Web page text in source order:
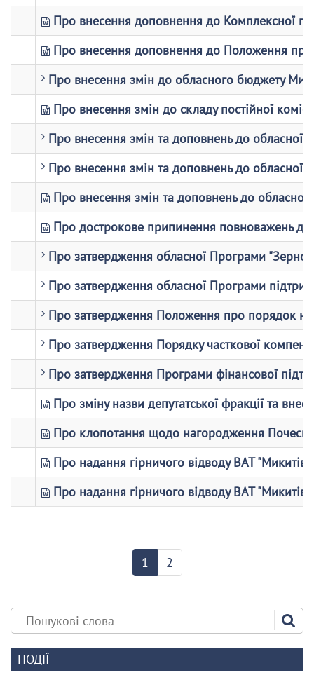
Про внесення доповнення до Комплексної
Про внесення доповнення до Положення про
Про внесення змін до обласного бюджету
Про внесення змін до складу постійної
Про внесення змін та доповнень до
Про внесення змін та доповнень до
Про внесення змін та доповнень до обласної
Про дострокове припинення повноважень
Про затвердження обласної Програми
Про затвердження обласної Програми
Про затвердження Положення про порядок
Про затвердження Порядку часткової
Про затвердження Програми фінансової
Про зміну назви депутатської фракції та
Про клопотання щодо нагородження
Про надання гірничого відводу ВАТ
Про надання гірничого відводу ВАТ
1 2
ПОДІЇ